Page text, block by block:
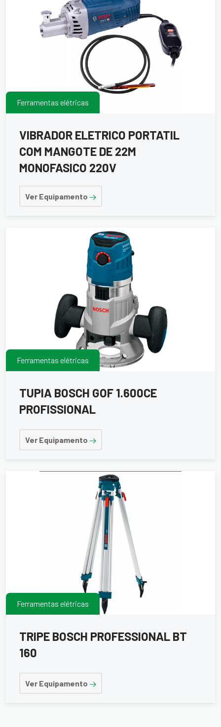
Ferramentas elétricas
VIBRADOR ELETRICO PORTATIL
COM MANGOTE DE 22M
MONOFASICO 220V
Ver Equipamento
Ferramentas elétricas
TUPIA BOSCH GOF 1.600CE
PROFISSIONAL
Ver Equipamento
Ferramentas elétricas
TRIPE BOSCH PROFESSIONAL BT
160
Ver Equipamento